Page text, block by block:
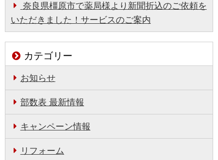
奈良県橿原市で薬局様より新聞折込のご依頼を
いただきました！サービスのご案内
カテゴリー
お知らせ
部数表 最新情報
キャンペーン情報
リフォーム